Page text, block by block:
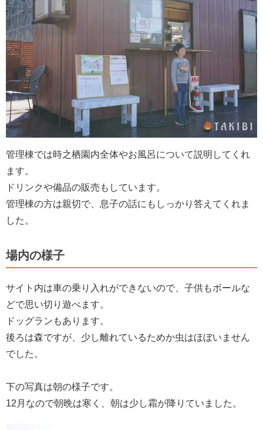
管理棟では時之栖園内全体やお風呂について説明してくれ
ます。
ドリンクや備品の販売もしています。
管理棟の方は親切で、息子の話にもしっかり答えてくれま
した。
場内の様子
サイト内は車の乗り入れができないので、子供もボールな
どで思い切り遊べます。
ドッグランもあります。
後ろは森ですが、少し離れているためか虫はほぼいません
でした。
下の写真は朝の様子です。
12月なので朝晩は寒く、朝は少し霜が降りていました。